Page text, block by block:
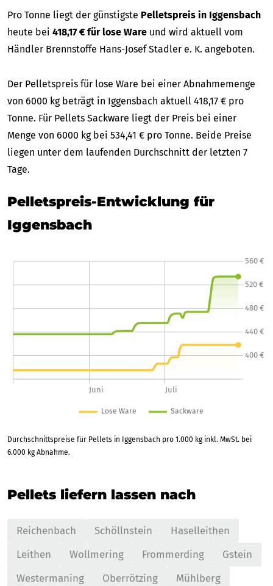
Pro Tonne liegt der günstigste Pelletspreis in Iggensbach
heute bei 418,17 € für lose Ware und wird aktuell vom
Händler Brennstoffe Hans-Josef Stadler e. K. angeboten.
Der Pelletspreis für lose Ware bei einer Abnahmemenge
von 6000 kg beträgt in Iggensbach aktuell 418,17 € pro
Tonne. Für Pellets Sackware liegt der Preis bei einer
Menge von 6000 kg bei 534,41 € pro Tonne. Beide Preise
liegen unter dem laufenden Durchschnitt der letzten 7
Tage.
Pelletspreis-Entwicklung für
Iggensbach
Durchschnittspreise für Pellets in Iggensbach pro 1.000 kg inkl. MwSt. bei
6.000 kg Abnahme.
Pellets liefern lassen nach
Reichenbach Schöllnstein
Haselleithen
Leithen
Wollmering Frommerding
Gstein
Westermaning
Oberrötzing
Mühlberg